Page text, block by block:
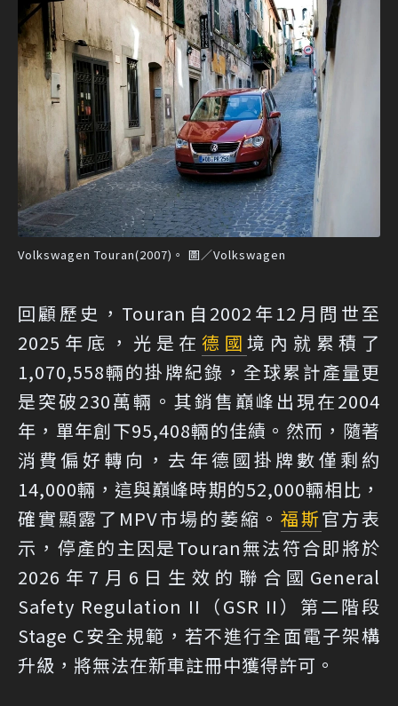
Volkswagen Touran(2007)。 圖／Volkswagen
回顧歷史，Touran自2002年12月問世至
2025年底，光是在 德國境內就累積了
1,070,558輛的掛牌紀錄，全球累計產量更
是突破230萬輛。其銷售巔峰出現在2004
年，單年創下95,408輛的佳績。然而，隨著
消費偏好轉向，去年德國掛牌數僅剩約
14,000輛，這與巔峰時期的52,000輛相比，
確實顯露了MPV市場的萎縮。 福斯官方表
示，停產的主因是Touran無法符合即將於
2026年7月6日生效的聯合國General
Safety Regulation II（GSR II）第二階段
Stage C安全規範，若不進行全面電子架構
升級，將無法在新車註冊中獲得許可。